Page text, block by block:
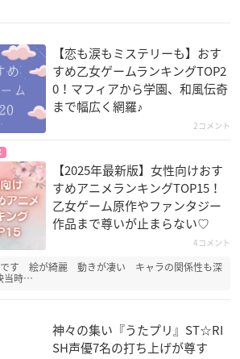
セイント・ビースト
～光陰叙事詩天使譚
～
銀色のオリンシス
執政官
TOKKO 特公 ウィッチブレイド
【恋も涙もミステリーも】おす
すめ乙女ゲームランキングTOP2
0！マフィアから学園、和風伝奇
まで幅広く網羅♪
2コメント
【2025年最新版】女性向けおす
すめアニメランキングTOP15！
乙女ゲーム原作やファンタジー
作品まで尊いが止まらない♡
4コメント
です 絵が綺麗 動きが凄い キャラの関係性も深
当時…
神々の集い『うたプリ』ST☆RI
SH声優7名の打ち上げが尊す